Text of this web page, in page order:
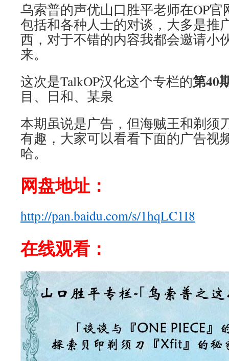
乌索普的声优山口胜平老师在OP
包括和各种人士的对谈，大多是推
西，对于不错的内容我都会邀请小
来。
这次是TalkOP汉化这个专栏的第40
目、日和、某泉
本期虽说是广告，但海贼王和剃须
有趣，大家可以看看下面的广告视
哈。
网盘地址：
http://pan.baidu.com/s/1hqLC1I8
在线观看 ：